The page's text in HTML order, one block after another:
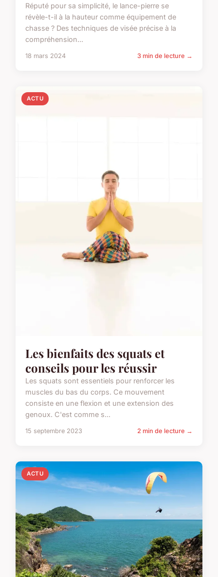
Réputé pour sa simplicité, le lance-pierre se
révèle-t-il à la hauteur comme équipement de
chasse ? Des techniques de visée précise à la
compréhension...
18 mars 2024 3 min de lecture →
ACTU
Les bienfaits des squats et
conseils pour les réussir
Les squats sont essentiels pour renforcer les
muscles du bas du corps. Ce mouvement
consiste en une flexion et une extension des
genoux. C'est comme s...
15 septembre 2023 2 min de lecture →
ACTU